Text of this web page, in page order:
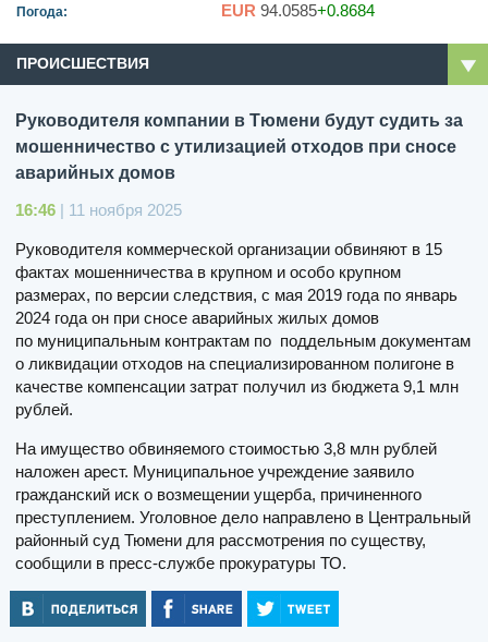
Погода:
EUR 94.0585+0.8684
ПРОИСШЕСТВИЯ
Руководителя компании в Тюмени будут судить за
мошенничество с утилизацией отходов при сносе
аварийных домов
16:46 | 11 ноября 2025
Руководителя коммерческой организации обвиняют в 15
фактах мошенничества в крупном и особо крупном
размерах, по версии следствия, с мая 2019 года по январь
2024 года он при сносе аварийных жилых домов
по муниципальным контрактам по поддельным документам
о ликвидации отходов на специализированном полигоне в
качестве компенсации затрат получил из бюджета 9,1 млн
рублей.
На имущество обвиняемого стоимостью 3,8 млн рублей
наложен арест. Муниципальное учреждение заявило
гражданский иск о возмещении ущерба, причиненного
преступлением. Уголовное дело направлено в Центральный
районный суд Тюмени для рассмотрения по существу,
сообщили в пресс-службе прокуратуры ТО.